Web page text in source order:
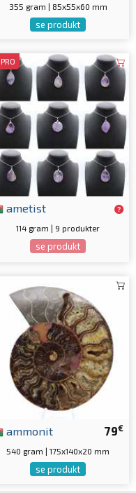
355 gram | 85x55x60 mm
se produkt
PRO
ametist
114 gram | 9 produkter
se produkt
79€
ammonit
540 gram | 175x140x20 mm
se produkt